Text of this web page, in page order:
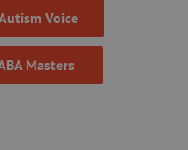
Voice
Masters